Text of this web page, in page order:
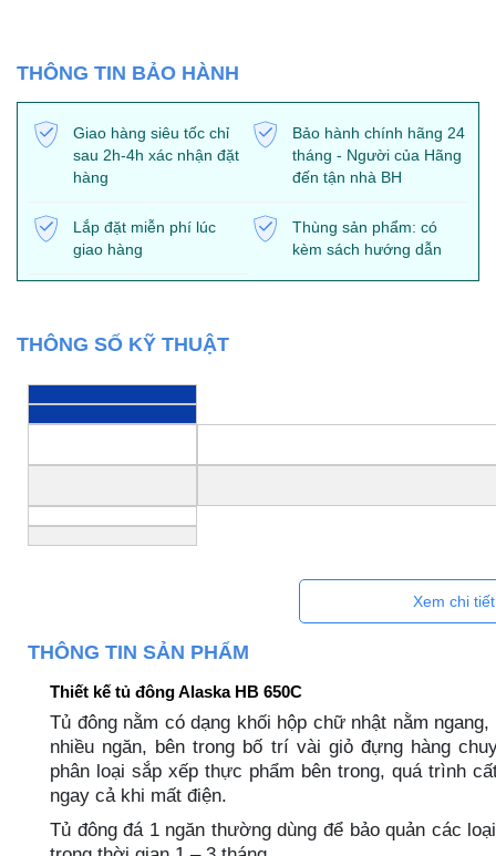
THÔNG TIN BẢO HÀNH
Giao hàng siêu tốc chỉ
sau 2h-4h xác nhận đặt
hàng
Bảo hành chính hãng 24
tháng - Người của Hãng
đến tận nhà BH
Lắp đặt miễn phí lúc
giao hàng
Thùng sản phẩm: có
kèm sách hướng dẫn
THÔNG SỐ KỸ THUẬT
Xem chi
THÔNG TIN SẢN PHẨM
Thiết kế tủ đông Alaska HB 650C
Tủ đông nằm có dạng khối hộp chữ nhật nằm
nhiều ngăn, bên trong bố trí vài giỏ đựng hàng
phân loại sắp xếp thực phẩm bên trong, quá trình
ngay cả khi mất điện.
Tủ đông đá 1 ngăn thường dùng để bảo quản các